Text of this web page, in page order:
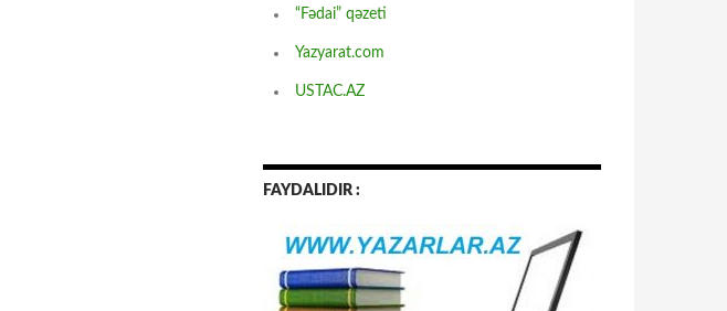
“Fədai” qəzeti
Yazyarat.com
USTAC.AZ
FAYDALIDIR :